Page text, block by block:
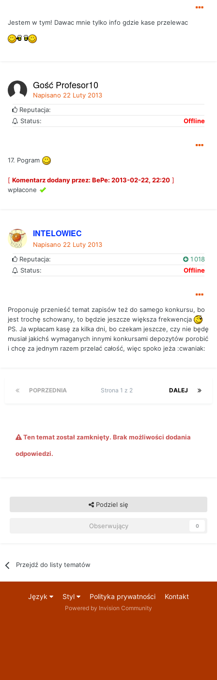
Jestem w tym! Dawac mnie tylko info gdzie kase przelewac
Gość Profesor10
Napisano 22 Luty 2013
Reputacja:
Status:
Offline
17. Pogram
[ Komentarz dodany przez: BePe: 2013-02-22, 22:20 ]
wpłacone
INTELOWIEC
Napisano 22 Luty 2013
Reputacja:
1 018
Status:
Offline
Proponuję przenieść temat zapisów też do samego konkursu, bo
jest trochę schowany, to będzie jeszcze większa frekwencja
PS. Ja wpłacam kasę za kilka dni, bo czekam jeszcze, czy nie będę
musiał jakichś wymaganych innymi konkursami depozytów porobić
i chcę za jednym razem przelać całość, więc spoko jeża :cwaniak:
POPRZEDNIA DALEJ
Strona 1 z 2
Ten temat został zamknięty. Brak możliwości dodania
odpowiedzi.
Podziel się
Obserwujący 0
Przejdź do listy tematów
Język Styl Polityka prywatności Kontakt
Powered by Invision Community